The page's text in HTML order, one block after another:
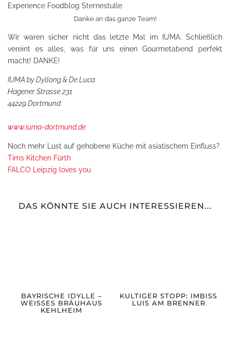
Danke an das ganze Team!
Wir waren sicher nicht das letzte Mal im IUMA. Schließlich
vereint es alles, was für uns einen Gourmetabend perfekt
macht! DANKE!
IUMA by Dyllong & De Luca
Hagener Strasse 231
44229 Dortmund
www.iuma-dortmund.de
Noch mehr Lust auf gehobene Küche mit asiatischem Einfluss?
Tims Kitchen Fürth
FALCO Leipzig loves you
DAS KÖNNTE SIE AUCH INTERESSIEREN...
BAYRISCHE IDYLLE –
WEISSES BRÄUHAUS
KEHLHEIM
KULTIGER STOPP: IMBISS
LUIS AM BRENNER